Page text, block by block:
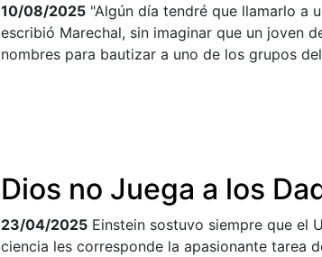
10/08/2025 "Algún día tendré que llamarlo a
escribió Marechal, sin imaginar que un joven
nombres para bautizar a uno de los grupos
Dios no Juega a los
23/04/2025 Einstein sostuvo siempre que el
ciencia les corresponde la apasionante tarea